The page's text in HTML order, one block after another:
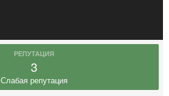
РЕПУТАЦИЯ
3
Слабая репутация